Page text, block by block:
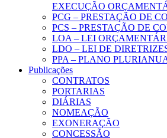
EXECUÇÃO
PCG – PRESTAÇÃO DE
PCS – PRESTAÇÃO DE
LOA – LEI
LDO – LEI DE
PPA – PLANO
Publicações
CONTRATOS
PORTARIAS
DIÁRIAS
NOMEAÇÃO
EXONERAÇÃO
CONCESSÃO